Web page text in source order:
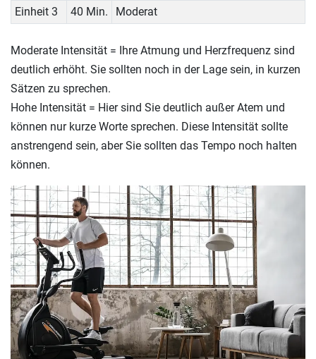
Einheit 3 40 Min. Moderat
Moderate Intensität = Ihre Atmung und Herzfrequenz sind
deutlich erhöht. Sie sollten noch in der Lage sein, in kurzen
Sätzen zu sprechen.
Hohe Intensität = Hier sind Sie deutlich außer Atem und
können nur kurze Worte sprechen. Diese Intensität sollte
anstrengend sein, aber Sie sollten das Tempo noch halten
können.